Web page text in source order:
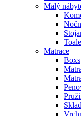
Malý
Matrace